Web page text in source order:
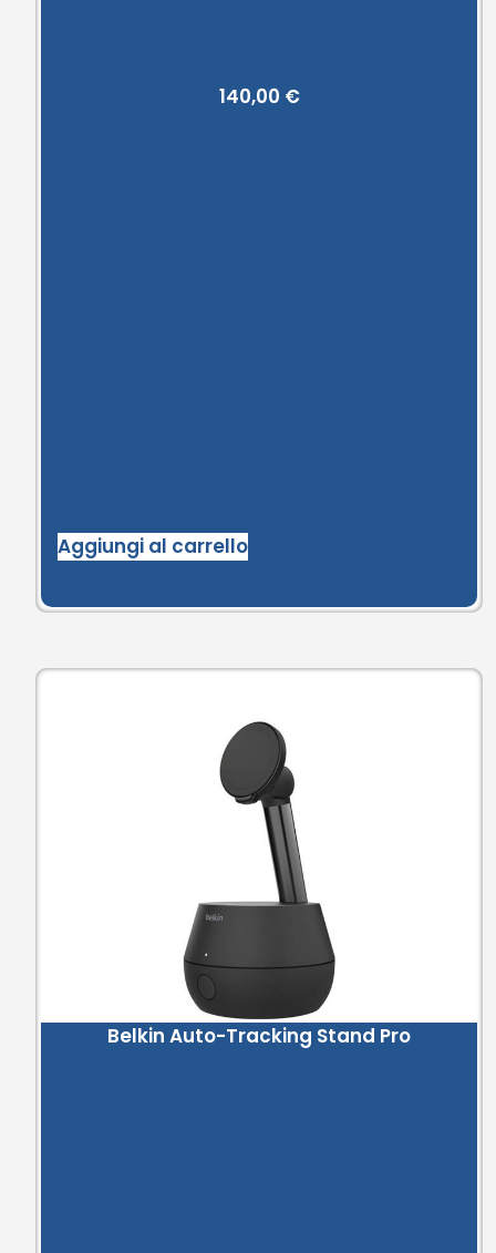
140,00 €
Aggiungi al carrello
Belkin Auto-Tracking Stand Pro